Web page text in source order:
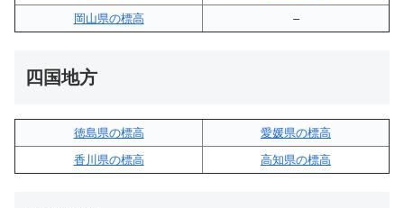
岡山県の標高
–
四国地方
徳島県の標高
愛媛県の標高
香川県の標高
高知県の標高